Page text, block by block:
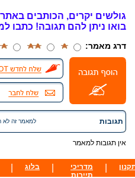
גולשים יקרים, הכותבים
בואו ניתן להם תגובה! כתבו
דרג מאמר:
תגובות למאמר זה לא
אין תגובות למאמר
מדריכי
תיירות
בלוג